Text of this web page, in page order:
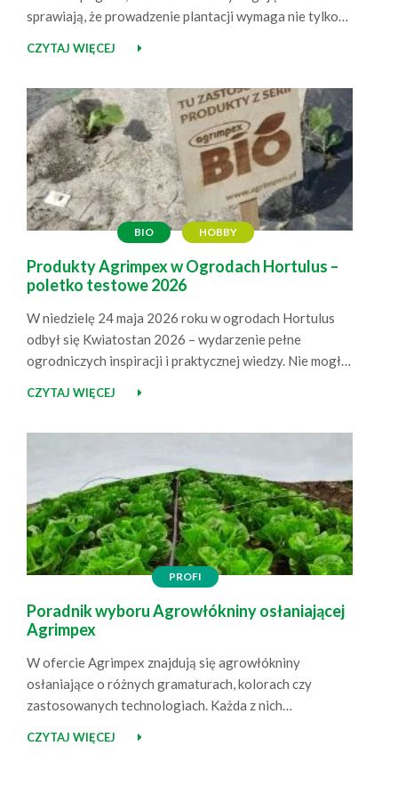
sprawiają, że prowadzenie plantacji wymaga nie tylko
Odwiedziliśmy plantację w Ustjanowej, prowadzoną
rosną truskawki wspierane przez Agrimpex – od
ściółkowania roślin czarną agrowłókniną 50 g po…
CZYTAJ WIĘCEJ
BIO HOBBY
Produkty Agrimpex w Ogrodach Hortulus –
poletko testowe 2026
W niedzielę 24 maja 2026 roku w ogrodach Hortulus
odbył się Kwiatostan 2026 – wydarzenie pełne
ogrodniczych inspiracji i praktycznej wiedzy. Nie mogło
spotkania, wiedza, inspiracje Jako Agrimpex
ogrodowych upraw. Była to doskonała okazja, aby…
CZYTAJ WIĘCEJ
PROFI
Poradnik wyboru Agrowłókniny osłaniającej
Agrimpex
W ofercie Agrimpex znajdują się agrowłókniny
osłaniające o różnych gramaturach, kolorach czy
zastosowanych technologiach. Każda z nich
dlatego dobór rozwiązania odpowiedniego do
CZYTAJ WIĘCEJ